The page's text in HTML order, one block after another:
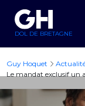
DOL DE BRETAGNE
Guy Hoquet
Le mandat exclusif un